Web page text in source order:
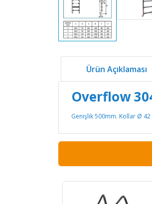
Ürün Açıklaması
Overflow
Genişlik 500mm. Kollar Ø